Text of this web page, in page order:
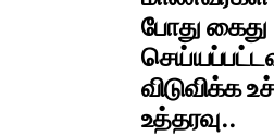
போது கைது
விடுவிக்க
உத்தரவு..